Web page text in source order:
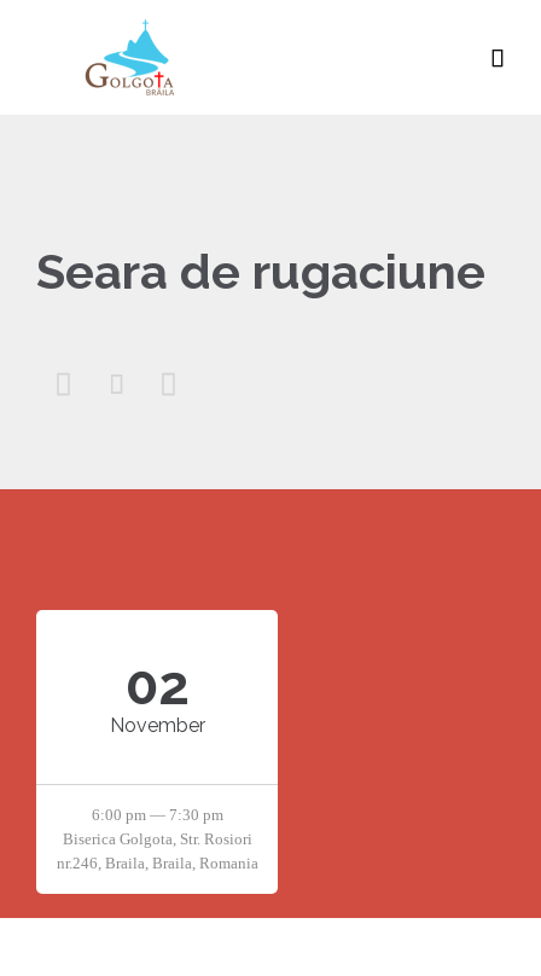

Seara de rugaciune
  
02
November
6:00 pm — 7:30 pm
Biserica Golgota, Str. Rosiori
nr.246, Braila, Braila, Romania